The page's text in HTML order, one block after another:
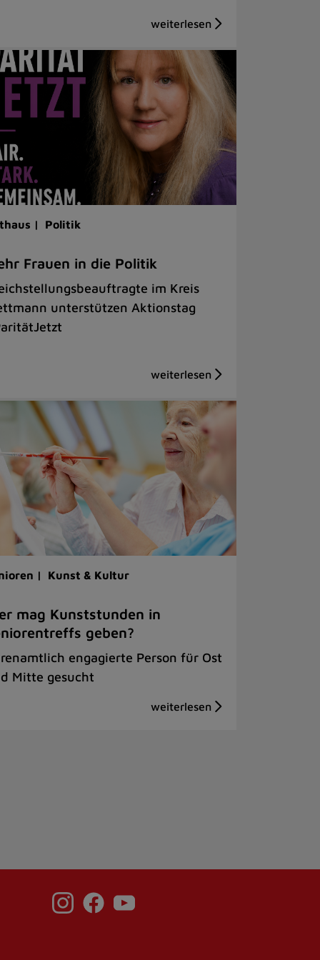
| Politik
Frauen in die Politik
im Kreis
unterstützen Aktionstag
| Kunst & Kultur
mag Kunststunden in
geben?
engagierte Person für Ost
Mitte gesucht